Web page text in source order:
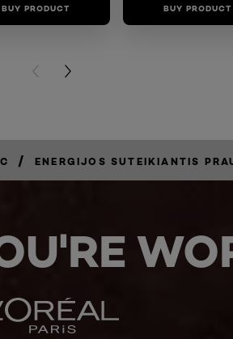
BUY PRODUCT BUY PRODUCT
PREVIOUS CARD
NEXT CARD
/ ENERGIJOS SUTEIKIANTIS